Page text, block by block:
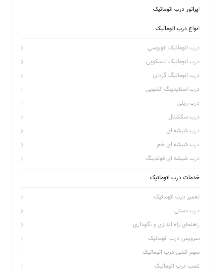
اپراتور درب اتوماتیک
انواع درب اتوماتیک
درب اتوماتیک اتوبوسی
درب اتوماتیک تلسکوپی
درب اتوماتیگ گردان
درب اسلایدینگ کشویی
درب ریلی
درب سکشنال
درب شیشه ای
درب شیشه ای خم
درب شیشه ای فولدینگ
خدمات درب اتوماتیک
تعمیر درب اتوماتیک
درب دستی
راهنمای راه اندازی و نگهداری
سرویس درب اتوماتیک
سیم کشی درب اتوماتیک
نصب درب اتوماتیک